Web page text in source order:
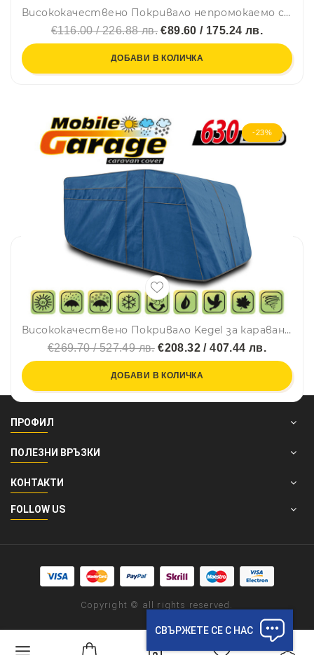
Висококачествено Покривало непромокаемо с алуминиево покритие против градушка за автомобил, Джип, SUV размер L – 470 см
€116.00 / 226.88 лв. €89.60 / 175.24 лв.
ДОБАВИ В КОЛИЧКА
-23%
Висококачествено Покривало Kegel за каравана син цвят Серия Mobile 630EF
€269.70 / 527.49 лв.€208.32 / 407.44 лв.
ДОБАВИ В КОЛИЧКА
ПРОФИЛ
ПОЛЕЗНИ ВРЪЗКИ
КОНТАКТИ
FOLLOW US
Copyright © all rights reserved.
СВЪРЖЕТЕ СЕ С НАС